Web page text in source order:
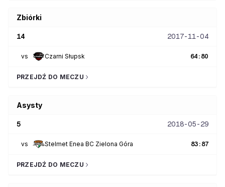
Zbiórki
14 2017-11-04
vs Czarni Słupsk 64 : 80
PRZEJDŹ DO MECZU
Asysty
5 2018-05-29
vs Stelmet Enea BC Zielona Góra 83 : 87
PRZEJDŹ DO MECZU